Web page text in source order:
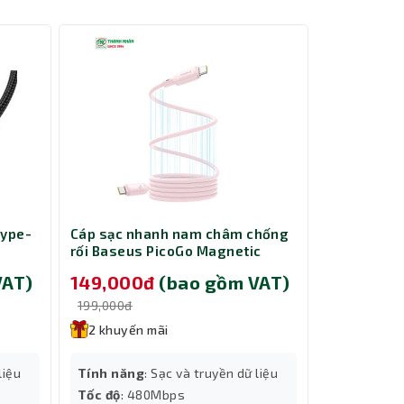
phù
và
Cáp sạc nhanh nam châm chống
rối Baseus PicoGo Magnetic
240W dài 1m Pink LVE093-CC-1P
149,000đ (bao gồm VAT)
199,000đ
2 khuyến mãi
Tính năng: Sạc và truyền dữ liệu
Tốc độ: 480Mbps